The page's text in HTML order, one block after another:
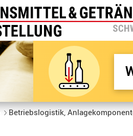
Betriebslogistik,